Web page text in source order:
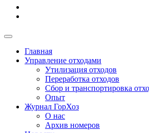
Главная
Управление отходами
Утилизация отходов
Переработка отходов
Сбор и транспортировка
Опыт
Журнал ГорХоз
О нас
Архив номеров